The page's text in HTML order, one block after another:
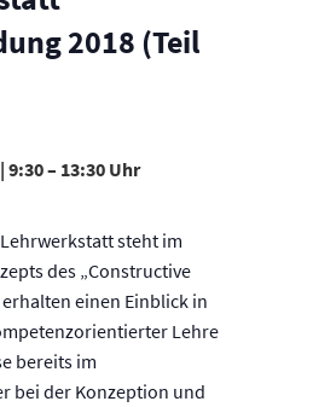
2018 (Teil
9:30– 13:30
steht im
des „Constructive
einen Einblick in
Lehre
bereits im
bei der Konzeption und